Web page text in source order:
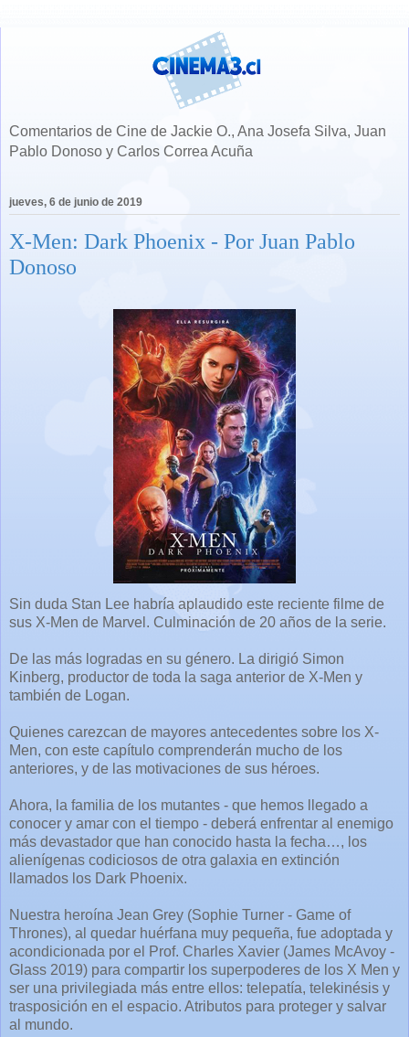
Comentarios de Cine de Jackie O., Ana Josefa Silva, Juan
Pablo Donoso y Carlos Correa Acuña
jueves, 6 de junio de 2019
X-Men: Dark Phoenix - Por Juan Pablo
Donoso
Sin duda Stan Lee habría aplaudido este reciente filme de
sus X-Men de Marvel. Culminación de 20 años de la serie.
De las más logradas en su género. La dirigió Simon
Kinberg, productor de toda la saga anterior de X-Men y
también de Logan.
Quienes carezcan de mayores antecedentes sobre los X-
Men, con este capítulo comprenderán mucho de los
anteriores, y de las motivaciones de sus héroes.
Ahora, la familia de los mutantes - que hemos llegado a
conocer y amar con el tiempo - deberá enfrentar al enemigo
más devastador que han conocido hasta la fecha…, los
alienígenas codiciosos de otra galaxia en extinción
llamados los Dark Phoenix.
Nuestra heroína Jean Grey (Sophie Turner - Game of
Thrones), al quedar huérfana muy pequeña, fue adoptada y
acondicionada por el Prof. Charles Xavier (James McAvoy -
Glass 2019) para compartir los superpoderes de los X Men y
ser una privilegiada más entre ellos: telepatía, telekinésis y
trasposición en el espacio. Atributos para proteger y salvar
al mundo.